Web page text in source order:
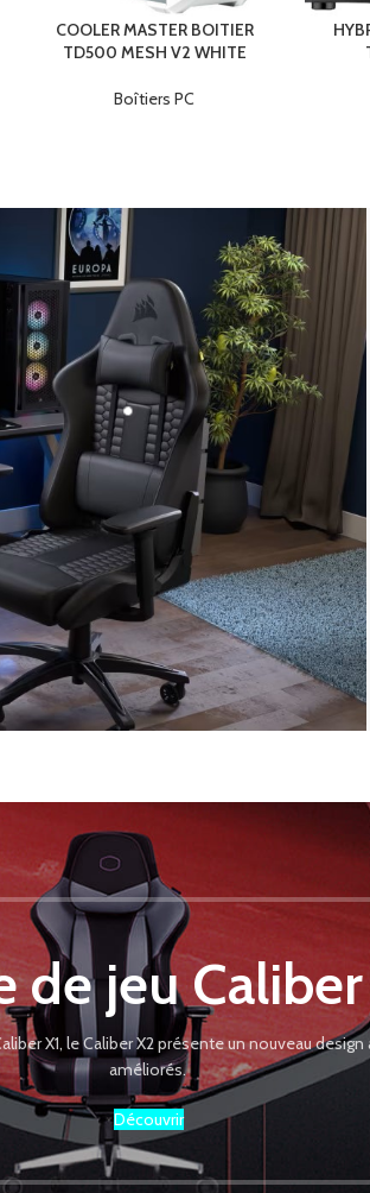
Nombre de boutons : 6
Rétro-éclairage : Non
Sans-fil : Non
COOLER MASTER BOITIER
TD500 MESH V2 WHITE
Boîtiers PC
de jeu
X1, le Caliber X2 présente un nouveau
améliorés.
Découvrir